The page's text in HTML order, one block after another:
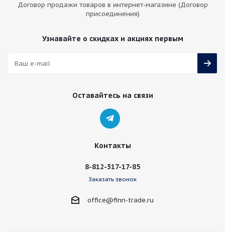
Договор продажи товаров в интернет-магазине (Договор
присоединения)
Узнавайте о скидках и акциях первым
Оставайтесь на связи
Контакты
8-812-317-17-85
Заказать звонок
office@finn-trade.ru